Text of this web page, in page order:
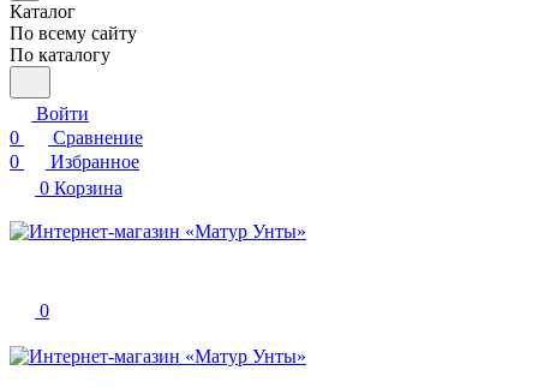
Каталог
По всему сайту
По каталогу
Войти
0
Сравнение
0
Избранное
0 Корзина
0